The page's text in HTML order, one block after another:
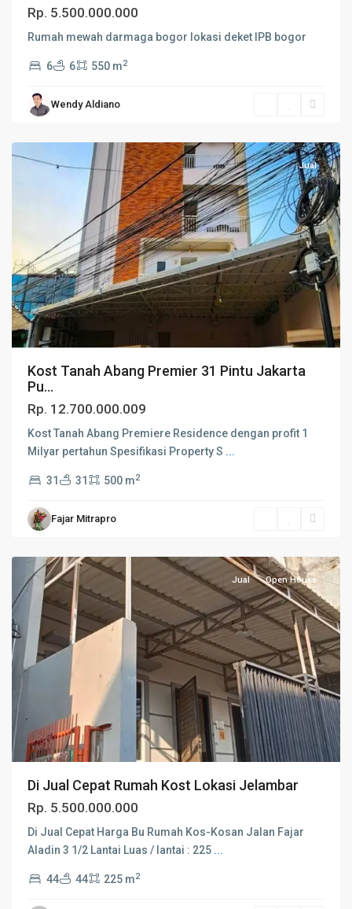
Rp. 5.500.000.000
Rumah mewah darmaga bogor lokasi deket IPB bogor
6 6 550 m2
Wendy Aldiano
Jakarta
Jual
Kost Tanah Abang Premier 31 Pintu Jakarta
Pu...
Rp. 12.700.000.009
Kost Tanah Abang Premiere Residence dengan profit 1
Milyar pertahun Spesifikasi Property S ...
31 31 500 m2
Fajar Mitrapro
Jakarta
Jual Open House
Di Jual Cepat Rumah Kost Lokasi Jelambar
Rp. 5.500.000.000
Di Jual Cepat Harga Bu Rumah Kos-Kosan Jalan Fajar
Aladin 3 1/2 Lantai Luas / lantai : 225 ...
44 44 225 m2